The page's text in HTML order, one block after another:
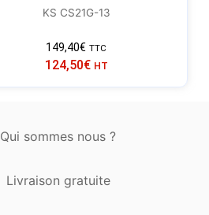
KS CS21G-13
149,40€ TTC
124,50€ HT
Qui sommes nous ?
Livraison gratuite